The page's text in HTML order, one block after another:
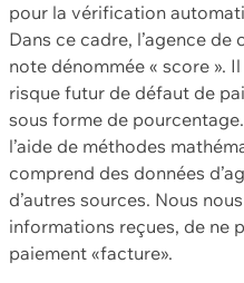
pour la vérification
Dans ce cadre, l’agence
note dénommée « score ».
risque futur de défaut de
sous forme de
l’aide de méthodes
comprend des données
d’autres sources. Nous
informations reçues, de ne
paiement «facture».